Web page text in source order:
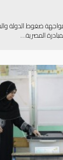
ضغوط الدولة
المصرية…
إقرأ المزيد